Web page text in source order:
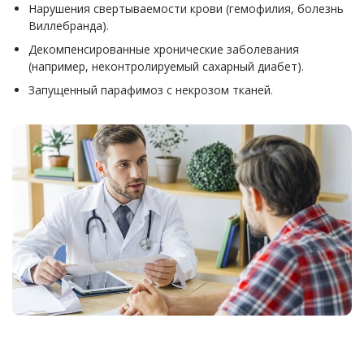
Нарушения свертываемости крови (гемофилия, болезнь
Виллебранда).
Декомпенсированные хронические заболевания
(например, неконтролируемый сахарный диабет).
Запущенный парафимоз с некрозом тканей.